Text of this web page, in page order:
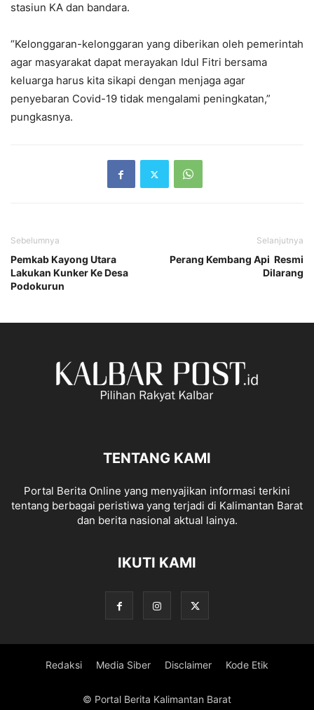
stasiun KA dan bandara.
“Kelonggaran-kelonggaran yang diberikan oleh pemerintah
agar masyarakat dapat merayakan Idul Fitri bersama
keluarga harus kita sikapi dengan menjaga agar
penyebaran Covid-19 tidak mengalami peningkatan,”
pungkasnya.
Sebelumnya
Pemkab Kayong Utara
Lakukan Kunker Ke Desa
Podokurun
Selanjutnya
Perang Kembang Api Resmi
Dilarang
TENTANG KAMI
Portal Berita Online yang menyajikan informasi terkini
tentang berbagai peristiwa yang terjadi di Kalimantan Barat
dan berita nasional aktual lainya.
IKUTI KAMI
Redaksi Media Siber Disclaimer Kode Etik
© Portal Berita Kalimantan Barat